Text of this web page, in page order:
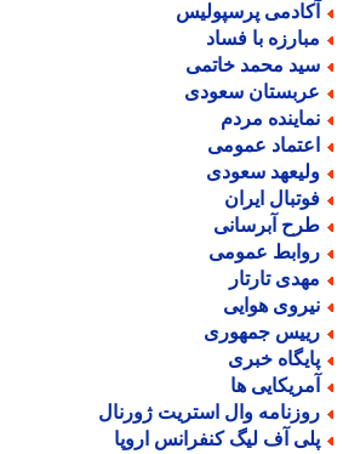
پرسپولیس
با فساد
محمد خاتمی
سعودی
مردم
عمومی
سعودی
ایران
آبرسانی
عمومی
تارتار
هوایی
جمهوری
خبری
ها
وال استریت ژورنال
آف لیگ کنفرانس اروپا